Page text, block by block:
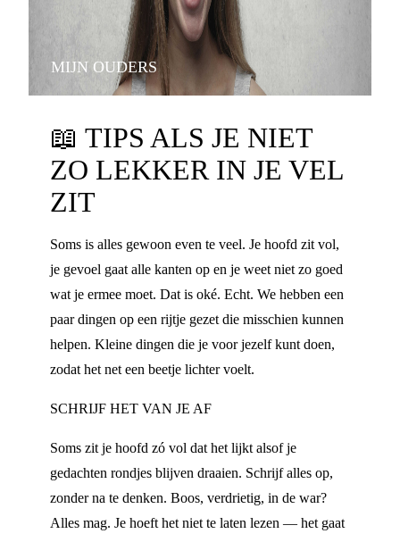
MIJN OUDERS
📖 TIPS ALS JE NIET
ZO LEKKER IN JE VEL
ZIT
Soms is alles gewoon even te veel. Je hoofd zit vol,
je gevoel gaat alle kanten op en je weet niet zo goed
wat je ermee moet. Dat is oké. Echt. We hebben een
paar dingen op een rijtje gezet die misschien kunnen
helpen. Kleine dingen die je voor jezelf kunt doen,
zodat het net een beetje lichter voelt.
SCHRIJF HET VAN JE AF
Soms zit je hoofd zó vol dat het lijkt alsof je
gedachten rondjes blijven draaien. Schrijf alles op,
zonder na te denken. Boos, verdrietig, in de war?
Alles mag. Je hoeft het niet te laten lezen — het gaat